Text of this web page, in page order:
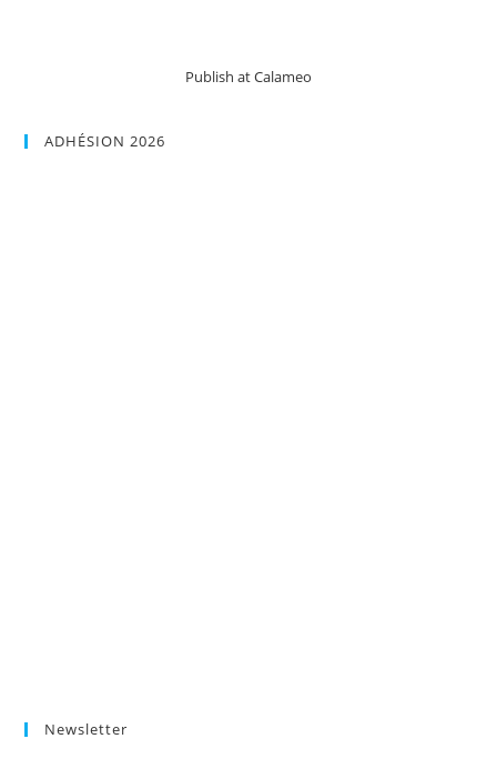
Publish at Calameo
ADHÉSION 2026
Newsletter